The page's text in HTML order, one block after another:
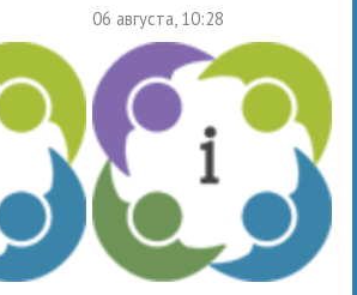
06 августа, 10:28